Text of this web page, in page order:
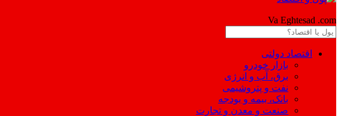
Va Eghtesad .com
اقتصاد دولتی
بازار خودرو
برق، آب و انرژی
نفت و پتروشیمی
بانک، بیمه و بودجه
صنعت و معدن و تجارت